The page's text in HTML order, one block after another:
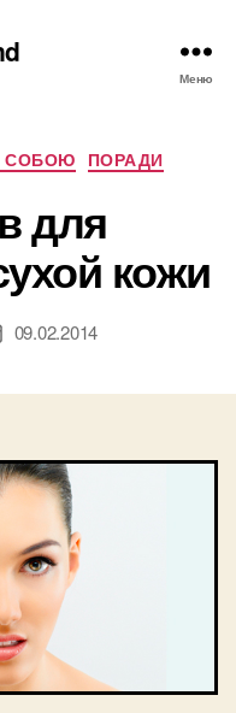
Меню
СОБОЮ ПОРАДИ
для
кожи
09.02.2014